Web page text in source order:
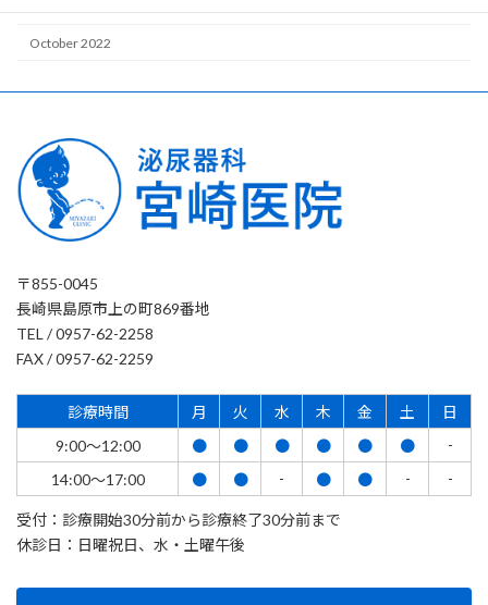
October 2022
〒855-0045
長崎県島原市上の町869番地
TEL / 0957-62-2258
FAX / 0957-62-2259
診療時間 月 火 水 木 金 土
日
9:00～12:00
● ● ● ● ● ●
-
14:00～17:00
● ● - ● ● - -
受付：診療開始30分前から診療終了30分前まで
休診日：日曜祝日、水・土曜午後